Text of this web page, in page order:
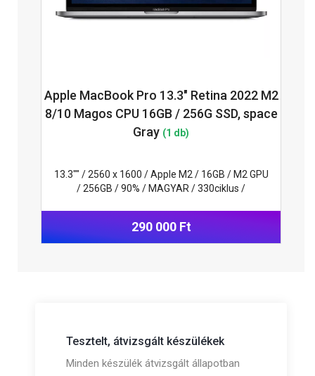
Apple MacBook Pro 13.3" Retina 2022 M2
8/10 Magos CPU 16GB / 256G SSD, space
Gray (1 db)
13.3"" / 2560 x 1600 / Apple M2 / 16GB / M2 GPU
/ 256GB / 90% / MAGYAR / 330ciklus /
290 000 Ft
Tesztelt, átvizsgált készülékek
Minden készülék átvizsgált állapotban